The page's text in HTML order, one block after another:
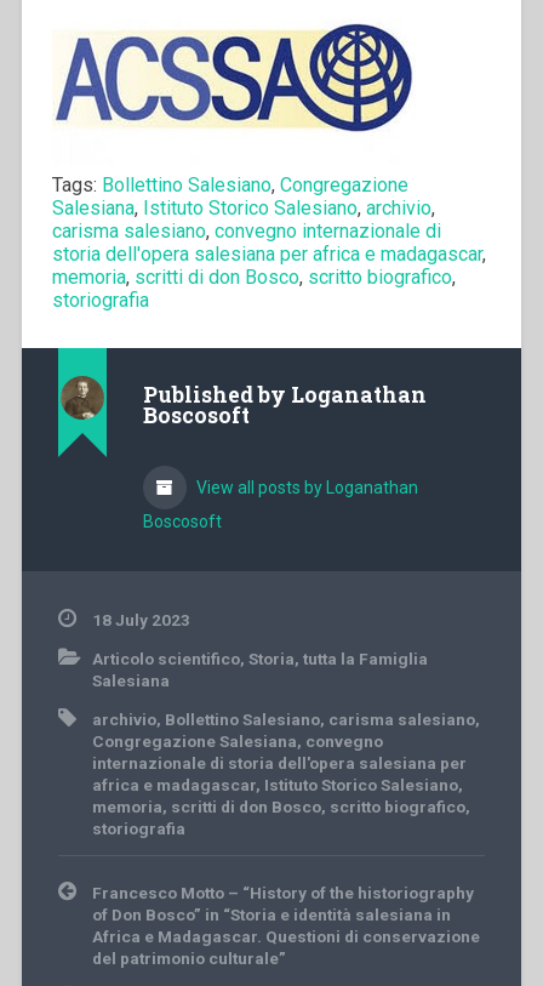
Tags: Bollettino Salesiano, Congregazione
Salesiana, Istituto Storico Salesiano, archivio,
carisma salesiano, convegno internazionale di
storia dell'opera salesiana per africa e madagascar,
memoria, scritti di don Bosco, scritto biografico,
storiografia
Published by Loganathan
Boscosoft
View all posts by Loganathan
Boscosoft
18 July 2023
Articolo scientifico, Storia, tutta la Famiglia
Salesiana
archivio, Bollettino Salesiano, carisma salesiano,
Congregazione Salesiana, convegno
internazionale di storia dell'opera salesiana per
africa e madagascar, Istituto Storico Salesiano,
memoria, scritti di don Bosco, scritto biografico,
storiografia
Post
navigation
Francesco Motto – “History of the historiography
of Don Bosco” in “Storia e identità salesiana in
Africa e Madagascar. Questioni di conservazione
del patrimonio culturale”